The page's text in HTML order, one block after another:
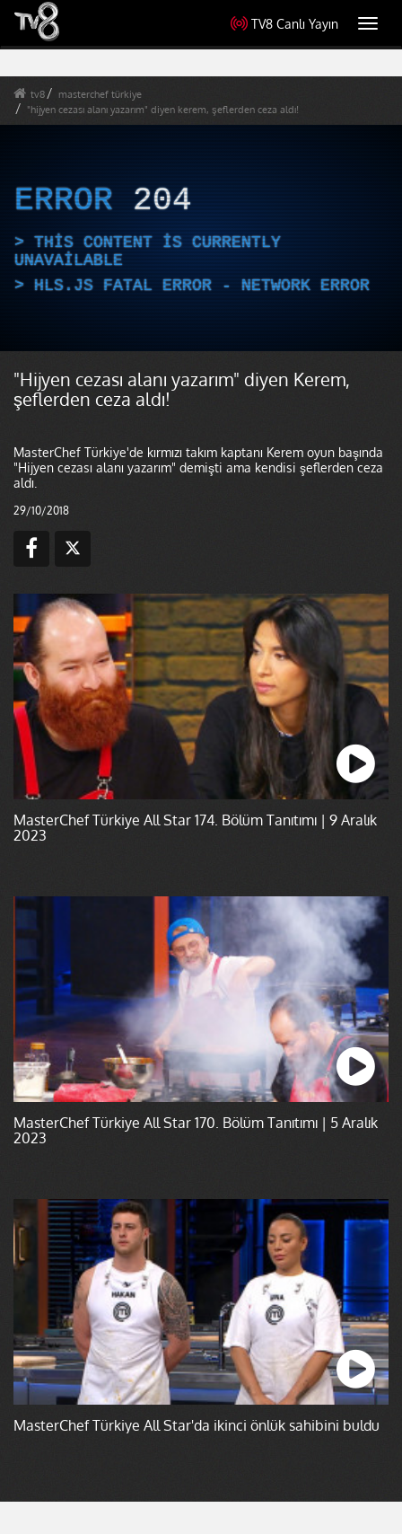
TV8 Canlı Yayın
tv8
masterchef türkiye
"hijyen cezası alanı yazarım" diyen kerem, şeflerden ceza aldı!
ERROR 204
THIS CONTENT IS CURRENTLY
UNAVAILABLE
HLS.JS FATAL ERROR - NETWORK ERROR
"Hijyen cezası alanı yazarım" diyen Kerem,
şeflerden ceza aldı!
MasterChef Türkiye'de kırmızı takım kaptanı Kerem oyun başında
"Hijyen cezası alanı yazarım" demişti ama kendisi şeflerden ceza
aldı.
29/10/2018
MasterChef Türkiye All Star 174. Bölüm Tanıtımı | 9 Aralık
2023
MasterChef Türkiye All Star 170. Bölüm Tanıtımı | 5 Aralık
2023
MasterChef Türkiye All Star'da ikinci önlük sahibini buldu